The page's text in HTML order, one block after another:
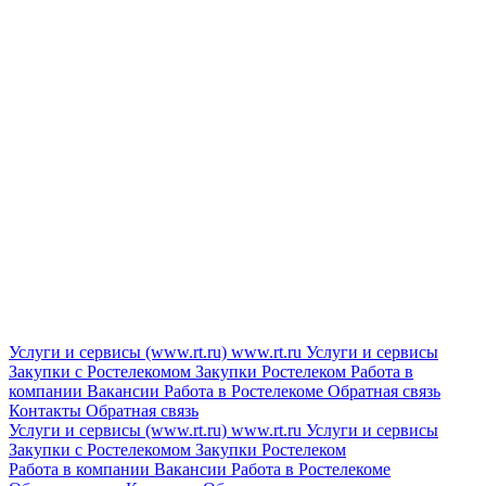
Услуги и сервисы (www.rt.ru) www.rt.ru Услуги и сервисы
Закупки с Ростелекомом Закупки Ростелеком Работа в
компании Вакансии Работа в Ростелекоме Обратная связь
Контакты Обратная связь
Услуги и сервисы (www.rt.ru) www.rt.ru Услуги и сервисы
Закупки с Ростелекомом Закупки Ростелеком
Работа в компании Вакансии Работа в Ростелекоме